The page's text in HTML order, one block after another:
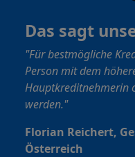
Das sagt
"Für bestmögliche
Person mit dem
Hauptkreditnehmerin
werden."
Florian Reichert,
Österreich